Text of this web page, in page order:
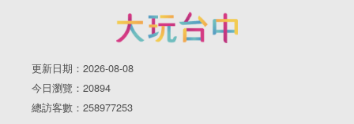
更新日期：2026-08-08
今日瀏覽：20894
總訪客數：258977253